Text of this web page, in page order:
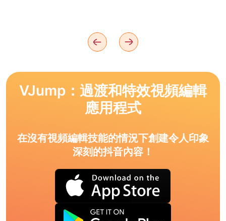
VJump：過渡和特效視頻編輯
應用程式
在沒有視頻編輯技能的情況下創建令人印象
深刻的抖音內容！